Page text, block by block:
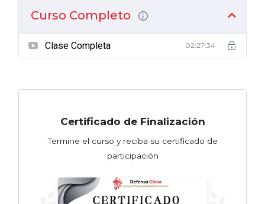
Curso Completo
Clase Completa 02:27:34
Certificado de Finalización
Termine el curso y reciba su certificado de
participación